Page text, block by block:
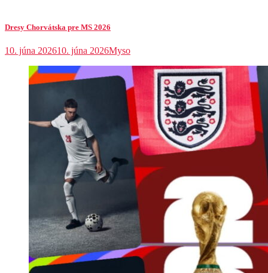
Dresy Chorvátska pre MS 2026
10. júna 202610. júna 2026Myso